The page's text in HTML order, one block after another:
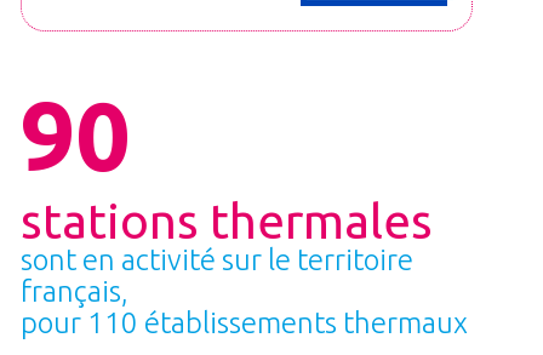
90
stations thermales
sont en activité sur le territoire
français,
pour 110 établissements thermaux